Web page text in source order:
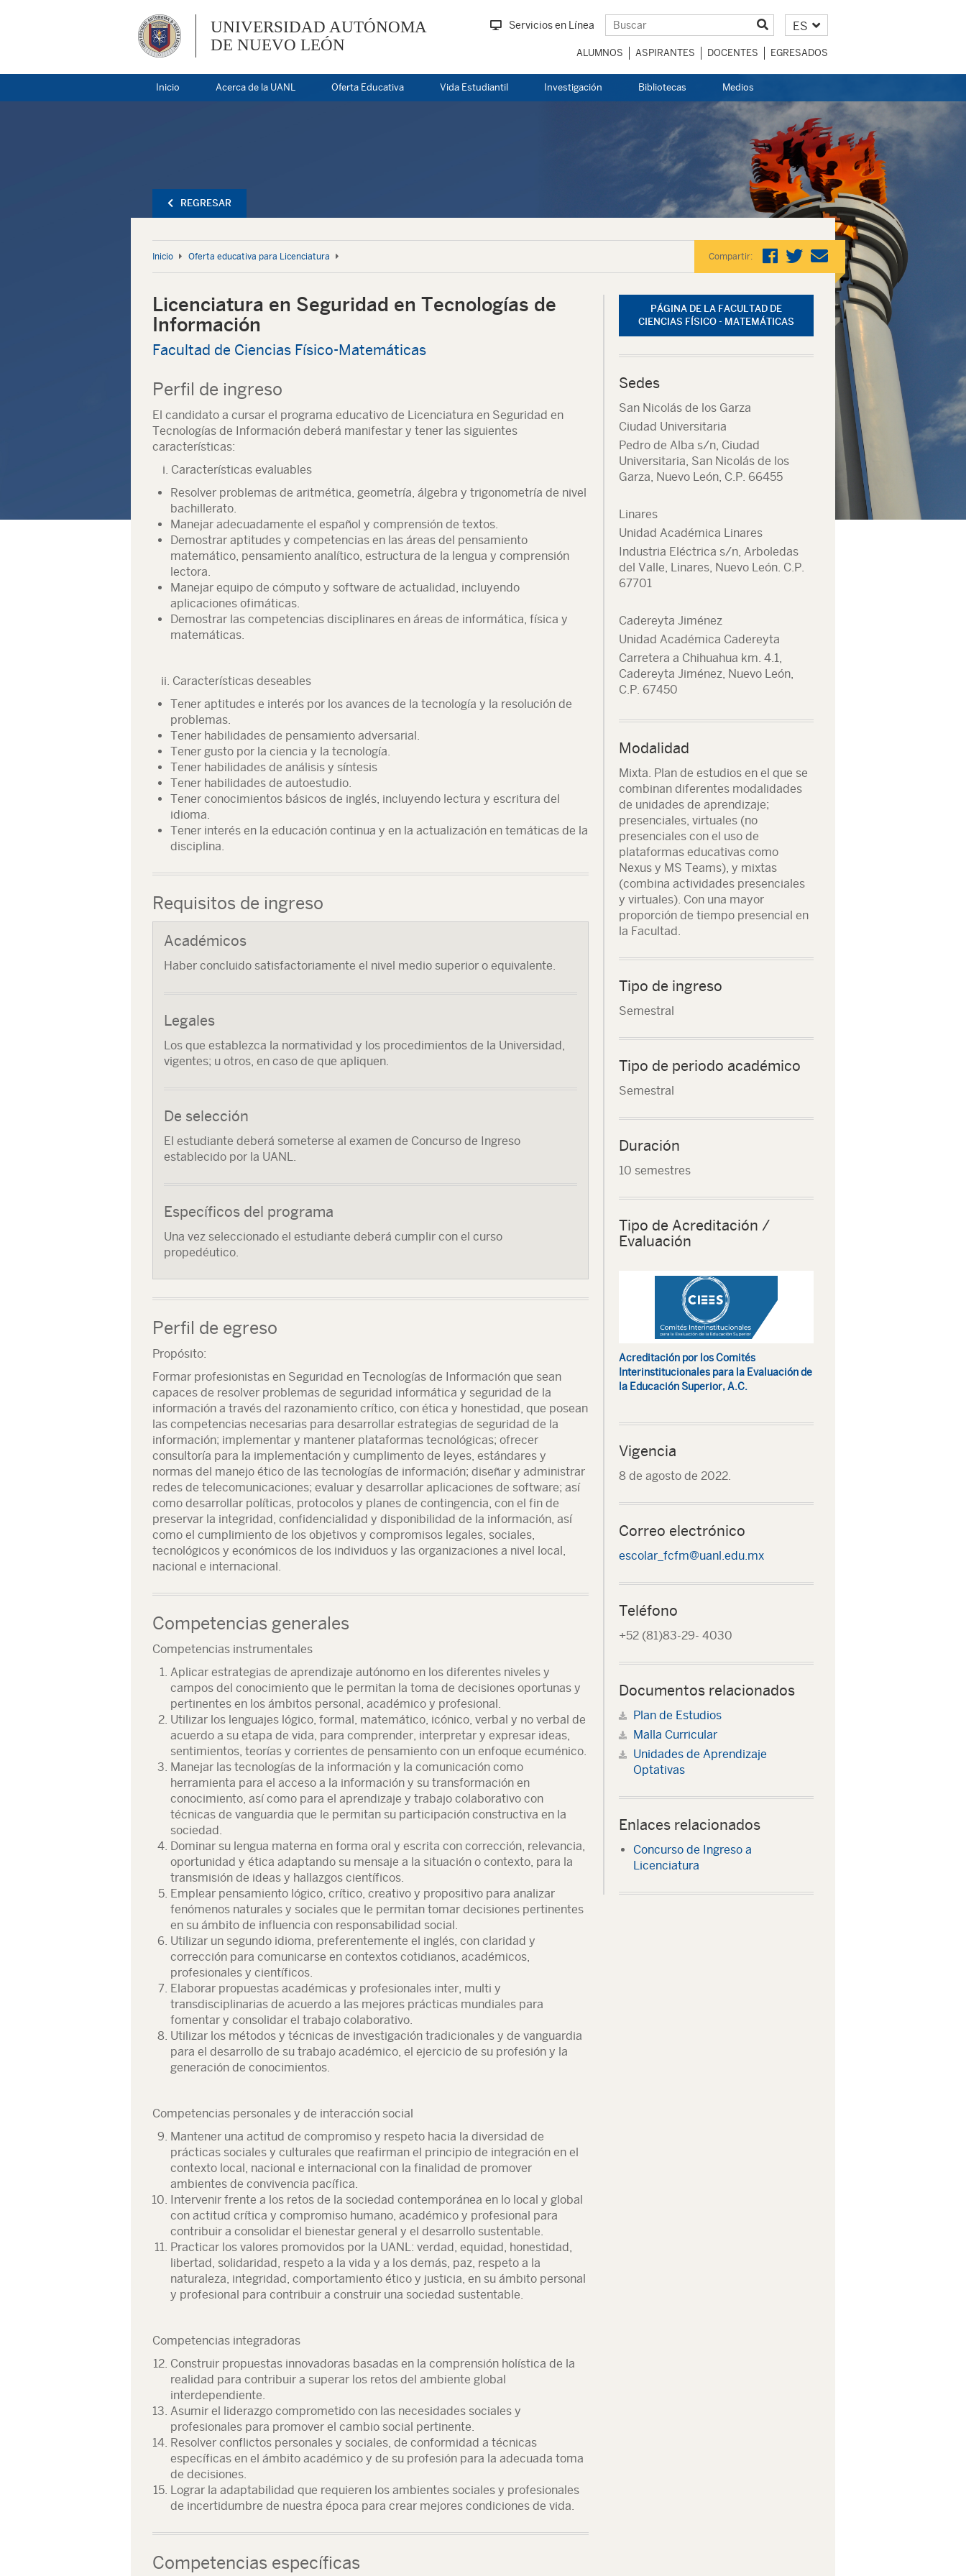
UNIVERSIDAD AUTÓNOMA
DE NUEVO LEÓN
Servicios en Línea ES
ALUMNOS ASPIRANTES DOCENTES EGRESADOS
Inicio Acerca de la UANL Oferta Educativa Vida Estudiantil Investigación Bibliotecas Medios
REGRESAR
Inicio Oferta educativa para Licenciatura Compartir:
Licenciatura en Seguridad en Tecnologías de
Información
Facultad de Ciencias Físico-Matemáticas
Perfil de ingreso
El candidato a cursar el programa educativo de Licenciatura en Seguridad en
Tecnologías de Información deberá manifestar y tener las siguientes
características:
i. Características evaluables
Resolver problemas de aritmética, geometría, álgebra y trigonometría de nivel
bachillerato.
Manejar adecuadamente el español y comprensión de textos.
Demostrar aptitudes y competencias en las áreas del pensamiento
matemático, pensamiento analítico, estructura de la lengua y comprensión
lectora.
Manejar equipo de cómputo y software de actualidad, incluyendo
aplicaciones ofimáticas.
Demostrar las competencias disciplinares en áreas de informática, física y
matemáticas.
ii. Características deseables
Tener aptitudes e interés por los avances de la tecnología y la resolución de
problemas.
Tener habilidades de pensamiento adversarial.
Tener gusto por la ciencia y la tecnología.
Tener habilidades de análisis y síntesis
Tener habilidades de autoestudio.
Tener conocimientos básicos de inglés, incluyendo lectura y escritura del
idioma.
Tener interés en la educación continua y en la actualización en temáticas de la
disciplina.
Requisitos de ingreso
Académicos
Haber concluido satisfactoriamente el nivel medio superior o equivalente.
Legales
Los que establezca la normatividad y los procedimientos de la Universidad,
vigentes; u otros, en caso de que apliquen.
De selección
El estudiante deberá someterse al examen de Concurso de Ingreso
establecido por la UANL.
Específicos del programa
Una vez seleccionado el estudiante deberá cumplir con el curso
propedéutico.
Perfil de egreso
Propósito:
Formar profesionistas en Seguridad en Tecnologías de Información que sean
capaces de resolver problemas de seguridad informática y seguridad de la
información a través del razonamiento crítico, con ética y honestidad, que posean
las competencias necesarias para desarrollar estrategias de seguridad de la
información; implementar y mantener plataformas tecnológicas; ofrecer
consultoría para la implementación y cumplimento de leyes, estándares y
normas del manejo ético de las tecnologías de información; diseñar y administrar
redes de telecomunicaciones; evaluar y desarrollar aplicaciones de software; así
como desarrollar políticas, protocolos y planes de contingencia, con el fin de
preservar la integridad, confidencialidad y disponibilidad de la información, así
como el cumplimiento de los objetivos y compromisos legales, sociales,
tecnológicos y económicos de los individuos y las organizaciones a nivel local,
nacional e internacional.
Competencias generales
Competencias instrumentales
Aplicar estrategias de aprendizaje autónomo en los diferentes niveles y
campos del conocimiento que le permitan la toma de decisiones oportunas y
pertinentes en los ámbitos personal, académico y profesional.
Utilizar los lenguajes lógico, formal, matemático, icónico, verbal y no verbal de
acuerdo a su etapa de vida, para comprender, interpretar y expresar ideas,
sentimientos, teorías y corrientes de pensamiento con un enfoque ecuménico.
Manejar las tecnologías de la información y la comunicación como
herramienta para el acceso a la información y su transformación en
conocimiento, así como para el aprendizaje y trabajo colaborativo con
técnicas de vanguardia que le permitan su participación constructiva en la
sociedad.
Dominar su lengua materna en forma oral y escrita con corrección, relevancia,
oportunidad y ética adaptando su mensaje a la situación o contexto, para la
transmisión de ideas y hallazgos científicos.
Emplear pensamiento lógico, crítico, creativo y propositivo para analizar
fenómenos naturales y sociales que le permitan tomar decisiones pertinentes
en su ámbito de influencia con responsabilidad social.
Utilizar un segundo idioma, preferentemente el inglés, con claridad y
corrección para comunicarse en contextos cotidianos, académicos,
profesionales y científicos.
Elaborar propuestas académicas y profesionales inter, multi y
transdisciplinarias de acuerdo a las mejores prácticas mundiales para
fomentar y consolidar el trabajo colaborativo.
Utilizar los métodos y técnicas de investigación tradicionales y de vanguardia
para el desarrollo de su trabajo académico, el ejercicio de su profesión y la
generación de conocimientos.
Competencias personales y de interacción social
Mantener una actitud de compromiso y respeto hacia la diversidad de
prácticas sociales y culturales que reafirman el principio de integración en el
contexto local, nacional e internacional con la finalidad de promover
ambientes de convivencia pacífica.
Intervenir frente a los retos de la sociedad contemporánea en lo local y global
con actitud crítica y compromiso humano, académico y profesional para
contribuir a consolidar el bienestar general y el desarrollo sustentable.
Practicar los valores promovidos por la UANL: verdad, equidad, honestidad,
libertad, solidaridad, respeto a la vida y a los demás, paz, respeto a la
naturaleza, integridad, comportamiento ético y justicia, en su ámbito personal
y profesional para contribuir a construir una sociedad sustentable.
Competencias integradoras
Construir propuestas innovadoras basadas en la comprensión holística de la
realidad para contribuir a superar los retos del ambiente global
interdependiente.
Asumir el liderazgo comprometido con las necesidades sociales y
profesionales para promover el cambio social pertinente.
Resolver conflictos personales y sociales, de conformidad a técnicas
específicas en el ámbito académico y de su profesión para la adecuada toma
de decisiones.
Lograr la adaptabilidad que requieren los ambientes sociales y profesionales
de incertidumbre de nuestra época para crear mejores condiciones de vida.
Competencias específicas
PÁGINA DE LA FACULTAD DE
CIENCIAS FÍSICO - MATEMÁTICAS
Sedes
San Nicolás de los Garza
Ciudad Universitaria
Pedro de Alba s/n, Ciudad
Universitaria, San Nicolás de los
Garza, Nuevo León, C.P. 66455
Linares
Unidad Académica Linares
Industria Eléctrica s/n, Arboledas
del Valle, Linares, Nuevo León. C.P.
67701
Cadereyta Jiménez
Unidad Académica Cadereyta
Carretera a Chihuahua km. 4.1,
Cadereyta Jiménez, Nuevo León,
C.P. 67450
Modalidad
Mixta. Plan de estudios en el que se
combinan diferentes modalidades
de unidades de aprendizaje;
presenciales, virtuales (no
presenciales con el uso de
plataformas educativas como
Nexus y MS Teams), y mixtas
(combina actividades presenciales
y virtuales). Con una mayor
proporción de tiempo presencial en
la Facultad.
Tipo de ingreso
Semestral
Tipo de periodo académico
Semestral
Duración
10 semestres
Tipo de Acreditación /
Evaluación
Acreditación por los Comités
Interinstitucionales para la Evaluación de
la Educación Superior, A.C.
Vigencia
8 de agosto de 2022.
Correo electrónico
escolar_fcfm@uanl.edu.mx
Teléfono
+52 (81)83-29- 4030
Documentos relacionados
Plan de Estudios
Malla Curricular
Unidades de Aprendizaje
Optativas
Enlaces relacionados
Concurso de Ingreso a
Licenciatura